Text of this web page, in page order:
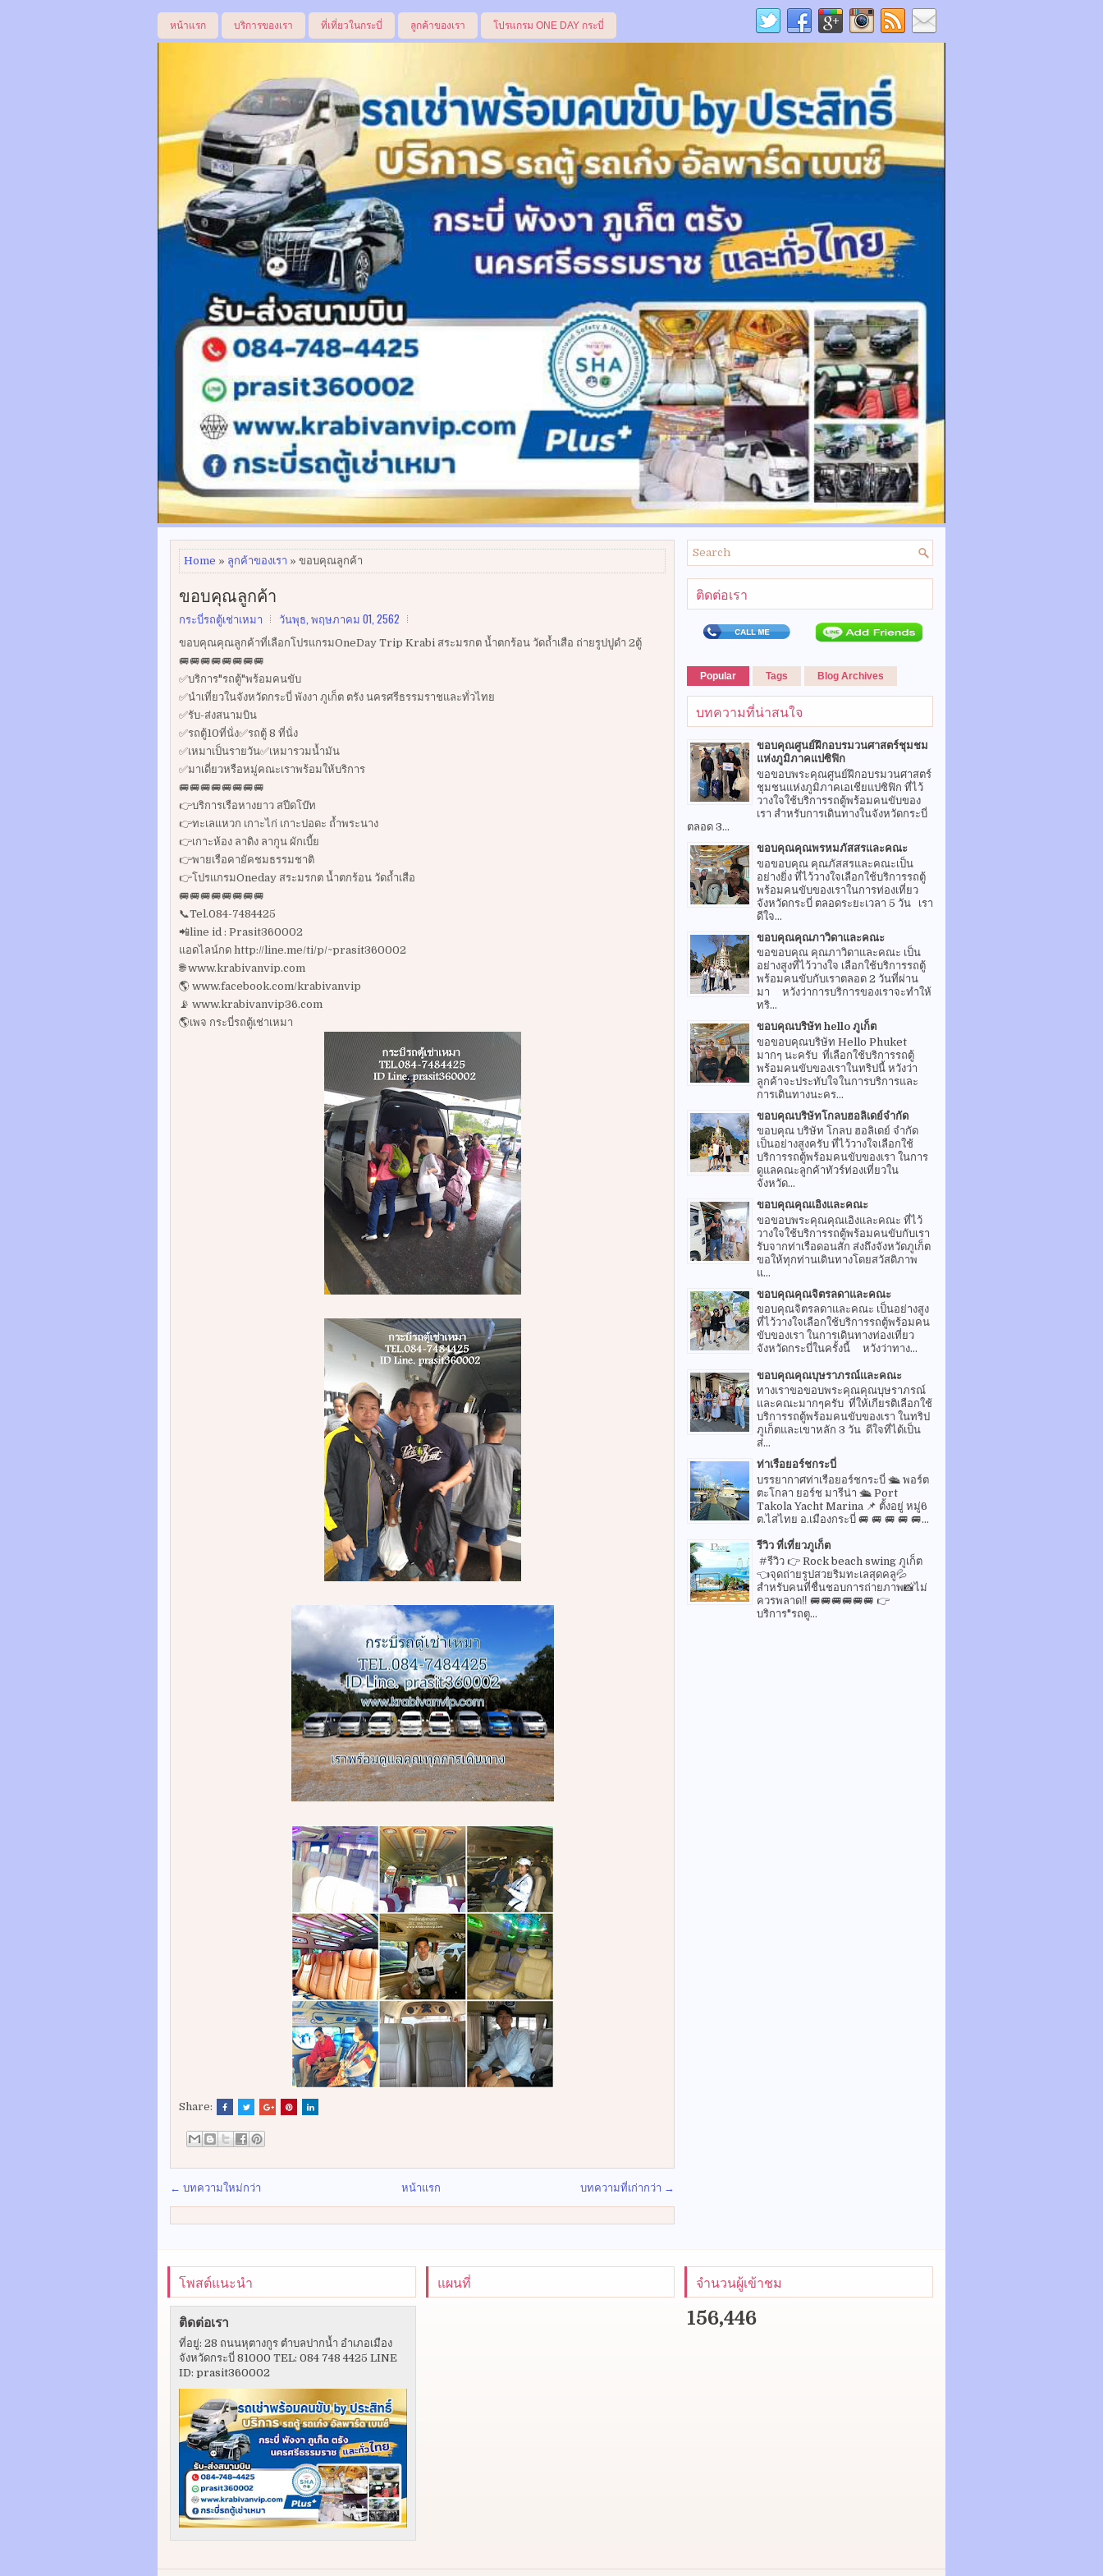
หน้าแรก บริการของเรา ที่เที่ยวในกระบี่ ลูกค้าของเรา โปรแกรม ONE DAY กระบี่
Home » ลูกค้าของเรา » ขอบคุณลูกค้า
ขอบคุณลูกค้า
กระบี่รถตู้เช่าเหมา วันพุธ, พฤษภาคม 01, 2562
ขอบคุณคุณลูกค้าที่เลือกโปรแกรมOneDay Trip Krabi สระมรกต น้ำตกร้อน วัดถ้ำเสือ ถ่ายรูปปูดำ 2ตู้
🚐🚐🚐🚐🚐🚐🚐🚐
✅บริการ"รถตู้"พร้อมคนขับ
✅นำเที่ยวในจังหวัดกระบี่ พังงา ภูเก็ต ตรัง นครศรีธรรมราชและทั่วไทย
✅รับ-ส่งสนามบิน
✅รถตู้10ที่นั่ง✅รถตู้ 8 ที่นั่ง
✅เหมาเป็นรายวัน✅เหมารวมน้ำมัน
✅มาเดี่ยวหรือหมู่คณะเราพร้อมให้บริการ
🚐🚐🚐🚐🚐🚐🚐🚐
👉บริการเรือหางยาว สปีดโบ๊ท
👉ทะเลแหวก เกาะไก่ เกาะปอดะ ถ้ำพระนาง
👉เกาะห้อง ลาดิง ลากูน ผักเบี้ย
👉พายเรือคายัคชมธรรมชาติ
👉โปรแกรมOneday สระมรกต น้ำตกร้อน วัดถ้ำเสือ
🚐🚐🚐🚐🚐🚐🚐🚐
📞Tel.084-7484425
📲line id : Prasit360002
แอดไลน์กด http://line.me/ti/p/~prasit360002
🌐 www.krabivanvip.com
🌎 www.facebook.com/krabivanvip
📡 www.krabivanvip36.com
🌎เพจ กระบี่รถตู้เช่าเหมา
Share:
← บทความใหม่กว่า บทความที่เก่ากว่า →
หน้าแรก
ติดต่อเรา
Popular Tags Blog Archives
บทความที่น่าสนใจ
ขอบคุณศูนย์ฝึกอบรมวนศาสตร์ชุมชม
แห่งภูมิภาคแปซิฟิก
ขอขอบพระคุณศูนย์ฝึกอบรมวนศาสตร์
ชุมชนแห่งภูมิภาคเอเชียแปซิฟิก ที่ไว้
วางใจใช้บริการรถตู้พร้อมคนขับของ
เรา สำหรับการเดินทางในจังหวัดกระบี่
ตลอด 3...
ขอบคุณคุณพรหมภัสสรและคณะ
ขอขอบคุณ คุณภัสสรและคณะเป็น
อย่างยิ่ง ที่ไว้วางใจเลือกใช้บริการรถตู้
พร้อมคนขับของเราในการท่องเที่ยว
จังหวัดกระบี่ ตลอดระยะเวลา 5 วัน เรา
ดีใจ...
ขอบคุณคุณภาวิดาและคณะ
ขอขอบคุณ คุณภาวิดาและคณะ เป็น
อย่างสูงที่ไว้วางใจ เลือกใช้บริการรถตู้
พร้อมคนขับกับเราตลอด 2 วันที่ผ่าน
มา หวังว่าการบริการของเราจะทำให้
ทริ...
ขอบคุณบริษัท hello ภูเก็ต
ขอขอบคุณบริษัท Hello Phuket
มากๆ นะครับ ที่เลือกใช้บริการรถตู้
พร้อมคนขับของเราในทริปนี้ หวังว่า
ลูกค้าจะประทับใจในการบริการและ
การเดินทางนะคร...
ขอบคุณบริษัทโกลบฮอลิเดย์จำกัด
ขอบคุณ บริษัท โกลบ ฮอลิเดย์ จำกัด
เป็นอย่างสูงครับ ที่ไว้วางใจเลือกใช้
บริการรถตู้พร้อมคนขับของเรา ในการ
ดูแลคณะลูกค้าทัวร์ท่องเที่ยวใน
จังหวัด...
ขอบคุณคุณเอิงและคณะ
ขอขอบพระคุณคุณเอิงและคณะ ที่ไว้
วางใจใช้บริการรถตู้พร้อมคนขับกับเรา
รับจากท่าเรือดอนสัก ส่งถึงจังหวัดภูเก็ต
ขอให้ทุกท่านเดินทางโดยสวัสดิภาพ
แ...
ขอบคุณคุณจิตรลดาและคณะ
ขอบคุณจิตรลดาและคณะ เป็นอย่างสูง
ที่ไว้วางใจเลือกใช้บริการรถตู้พร้อมคน
ขับของเรา ในการเดินทางท่องเที่ยว
จังหวัดกระบี่ในครั้งนี้ หวังว่าทาง...
ขอบคุณคุณบุษราภรณ์และคณะ
ทางเราขอขอบพระคุณคุณบุษราภรณ์
และคณะมากๆครับ ที่ให้เกียรติเลือกใช้
บริการรถตู้พร้อมคนขับของเรา ในทริป
ภูเก็ตและเขาหลัก 3 วัน ดีใจที่ได้เป็น
ส่...
ท่าเรือยอร์ชกระบี่
บรรยากาศท่าเรือยอร์ชกระบี่ 🛳 พอร์ต
ตะโกลา ยอร์ช มารีน่า 🛳 Port
Takola Yacht Marina 📌 ตั้งอยู่ หมู่6
ต.ไสไทย อ.เมืองกระบี่ 🚐 🚐 🚐 🚐 🚐...
รีวิว ที่เที่ยวภูเก็ต
#รีวิว 👉 Rock beach swing ภูเก็ต
👈จุดถ่ายรูปสวยริมทะเลสุดคลู💦
สำหรับคนที่ชื่นชอบการถ่ายภาพ📸ไม่
ควรพลาด‼️ 🚐🚐🚐🚐🚐🚐 👉
บริการ"รถตู...
โพสต์แนะนำ
ติดต่อเรา
ที่อยู่: 28 ถนนหุตางกูร ตำบลปากน้ำ อำเภอเมือง
จังหวัดกระบี่ 81000 TEL: 084 748 4425 LINE
ID: prasit360002
แผนที่ จำนวนผู้เข้าชม
156,446